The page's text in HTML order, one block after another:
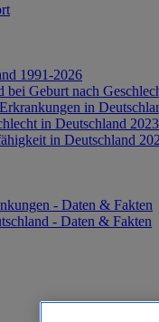
1991-2026
bei Geburt nach
in
in Deutschland
in Deutschland
- Daten & Fakten
- Daten & Fakten